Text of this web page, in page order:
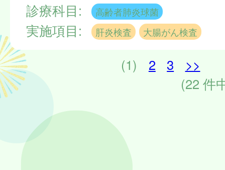
診療科目:
高齢者肺炎球菌
実施項目: 肝炎検査 大腸がん検査
(1) 2 3
>>
(22 件